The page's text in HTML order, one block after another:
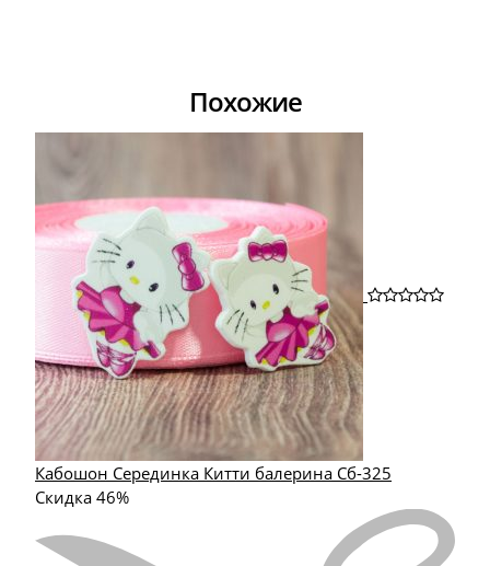
Похожие
Кабошон Серединка Китти балерина Сб-325
Скидка 46%